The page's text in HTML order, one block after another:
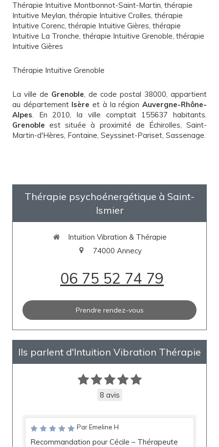
Thérapie Intuitive Montbonnot-Saint-Martin, thérapie
Intuitive Meylan, thérapie Intuitive Crolles, thérapie
Intuitive Corenc, thérapie Intuitive Gières, thérapie
Intuitive La Tronche, thérapie Intuitive Grenoble, thérapie
Intuitive Gières
Thérapie Intuitive Grenoble
La ville de Grenoble, de code postal 38000, appartient
au département Isère et à la régionAuvergne-Rhône-
Alpes. En 2010, la ville comptait 155637 habitants.
Grenoble est située à proximité de Échirolles, Saint-
Martin-d'Hères, Fontaine, Seyssinet-Pariset, Sassenage.
Thérapie psychoénergétique à Saint-
Ismier
Intuition Vibration & Thérapie
74000 Annecy
06 75 52 74 79
Prendre rendez-vous
Ils parlent d'Intuition Vibration Thérapie
8 avis
Par Emeline H
Recommandation pour Cécile – Thérapeute